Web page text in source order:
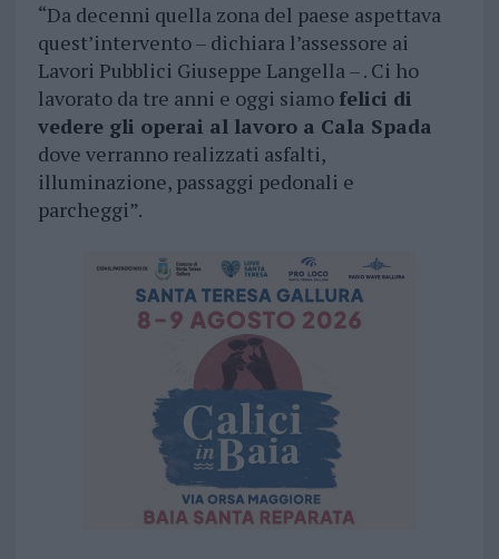
“Da decenni quella zona del paese aspettava
quest’intervento – dichiara l’assessore ai
Lavori Pubblici Giuseppe Langella – . Ci ho
lavorato da tre anni e oggi siamo felici di
vedere gli operai al lavoro a Cala Spada
dove verranno realizzati asfalti,
illuminazione, passaggi pedonali e
parcheggi”.